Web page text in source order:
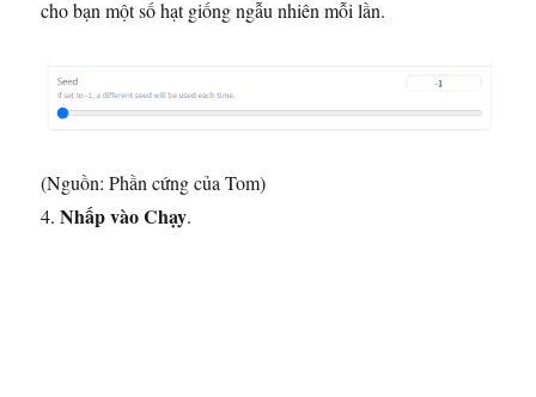
cho bạn một số hạt giống ngẫu nhiên mỗi lần.
(Nguồn: Phần cứng của Tom)
4.Nhấp vào Chạy.